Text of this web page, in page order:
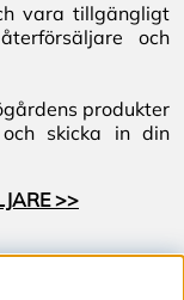
vara tillgängligt
och
produkter
skicka in din
>>